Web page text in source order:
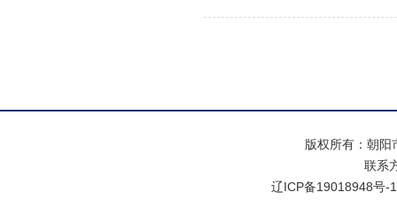
版权所有：朝
联系
辽ICP备19018948号-1